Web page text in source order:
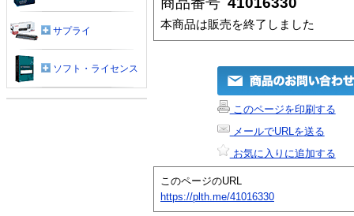
本商品は販売を終了しました
このページを印刷する
メールでURLを送る
お気に入りに追加する
このページのURL
https://plth.me/41016330
サプライ
ソフト・ライセンス